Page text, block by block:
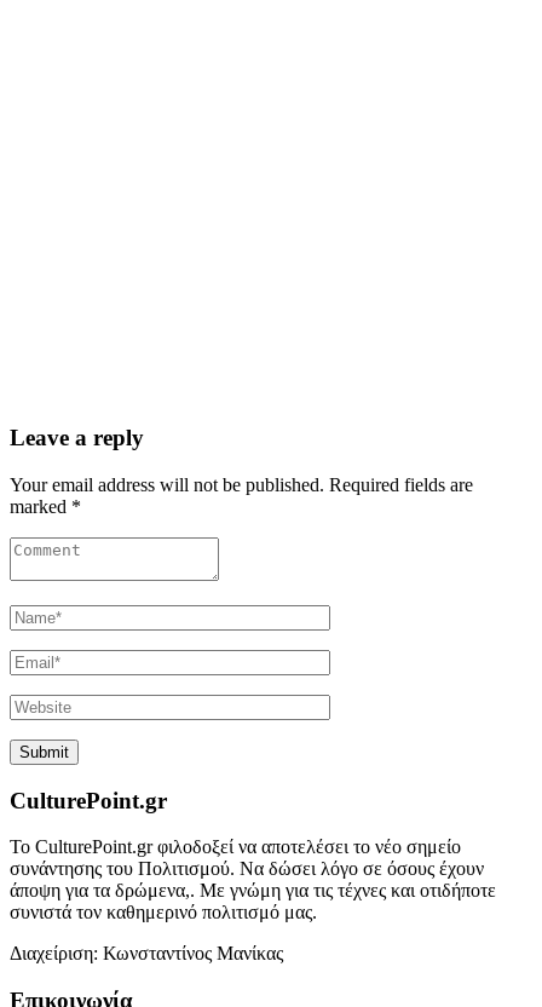
Leave a reply
Your email address will not be published. Required fields are
marked *
CulturePoint.gr
Το CulturePoint.gr φιλοδοξεί να αποτελέσει το νέο σημείο
συνάντησης του Πολιτισμού. Να δώσει λόγο σε όσους έχουν
άποψη για τα δρώμενα,. Με γνώμη για τις τέχνες και οτιδήποτε
συνιστά τον καθημερινό πολιτισμό μας.
Διαχείριση: Κωνσταντίνος Μανίκας
Επικοινωνία